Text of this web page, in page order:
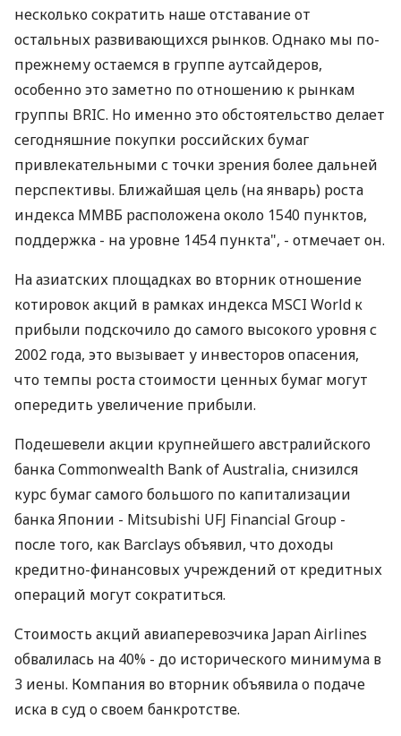
несколько сократить наше отставание от
остальных развивающихся рынков. Однако мы по-
прежнему остаемся в группе аутсайдеров,
особенно это заметно по отношению к рынкам
группы BRIC. Но именно это обстоятельство делает
сегодняшние покупки российских бумаг
привлекательными с точки зрения более дальней
перспективы. Ближайшая цель (на январь) роста
индекса ММВБ расположена около 1540 пунктов,
поддержка - на уровне 1454 пункта", - отмечает он.
На азиатских площадках во вторник отношение
котировок акций в рамках индекса MSCI World к
прибыли подскочило до самого высокого уровня с
2002 года, это вызывает у инвесторов опасения,
что темпы роста стоимости ценных бумаг могут
опередить увеличение прибыли.
Подешевели акции крупнейшего австралийского
банка Commonwealth Bank of Australia, снизился
курс бумаг самого большого по капитализации
банка Японии - Mitsubishi UFJ Financial Group -
после того, как Barclays объявил, что доходы
кредитно-финансовых учреждений от кредитных
операций могут сократиться.
Стоимость акций авиаперевозчика Japan Airlines
обвалилась на 40% - до исторического минимума в
3 иены. Компания во вторник объявила о подаче
иска в суд о своем банкротстве.